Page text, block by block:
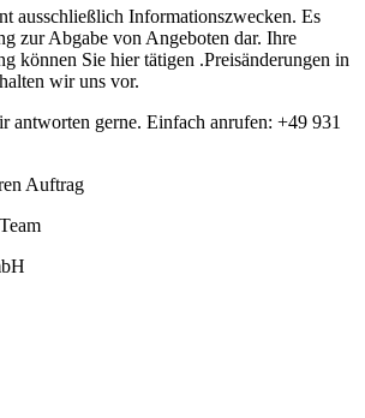
ausschließlich Informationszwecken. Es
zur Abgabe von Angeboten dar. Ihre
können Sie hier tätigen .Preisänderungen in
wir uns vor.
antworten gerne. Einfach anrufen: +49 931
Auftrag